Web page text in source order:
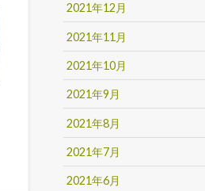
2021年12月
2021年11月
2021年10月
2021年9月
2021年8月
2021年7月
2021年6月